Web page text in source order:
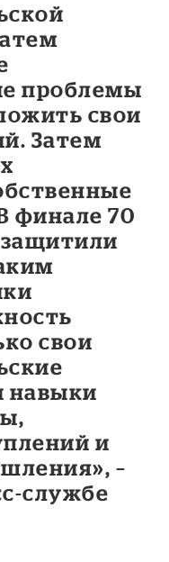
проблемы
свои
Затем
финале 70
свои
навыки
и
–
службе